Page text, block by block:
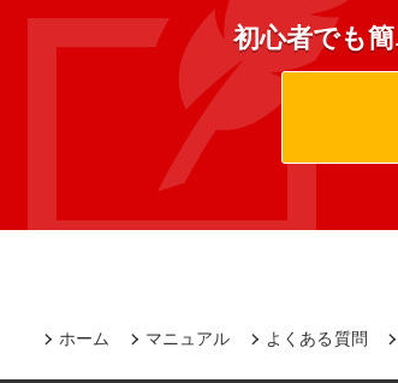
初心者でも
ホーム マニュアル よくある質問